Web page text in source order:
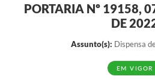
PORTARIA Nº 19158,
DE
Assunto(s): Dispensa
EM VIGOR